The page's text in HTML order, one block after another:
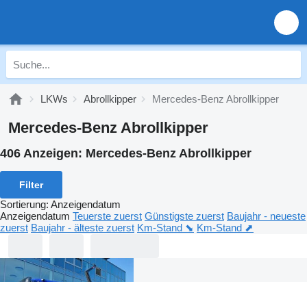
LKWs Abrollkipper Mercedes-Benz Abrollkipper
Mercedes-Benz Abrollkipper
406 Anzeigen: Mercedes-Benz Abrollkipper
Filter
Sortierung: Anzeigendatum
Anzeigendatum Teuerste zuerst Günstigste zuerst Baujahr - neueste
zuerst Baujahr - älteste zuerst Km-Stand ⬊ Km-Stand ⬈